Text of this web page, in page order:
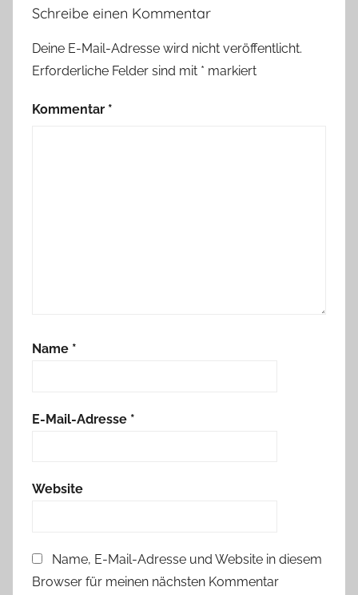
Schreibe einen Kommentar
Deine E-Mail-Adresse wird nicht veröffentlicht.
Erforderliche Felder sind mit * markiert
Kommentar *
Name *
E-Mail-Adresse *
Website
Name, E-Mail-Adresse und Website in diesem
Browser für meinen nächsten Kommentar